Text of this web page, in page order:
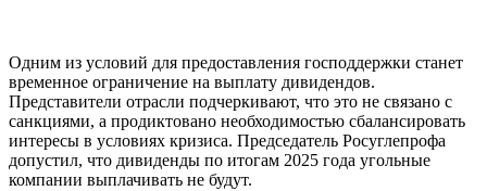
Одним из условий для предоставления господдержки станет
временное ограничение на выплату дивидендов.
Представители отрасли подчеркивают, что это не связано с
санкциями, а продиктовано необходимостью сбалансировать
интересы в условиях кризиса. Председатель Росуглепрофа
допустил, что дивиденды по итогам 2025 года угольные
компании выплачивать не будут.